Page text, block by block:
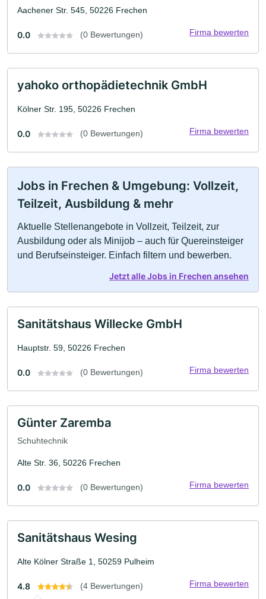
Aachener Str. 545, 50226 Frechen
0.0 (0 Bewertungen) Firma bewerten
yahoko orthopädietechnik GmbH
Kölner Str. 195, 50226 Frechen
0.0 (0 Bewertungen) Firma bewerten
Jobs in Frechen & Umgebung: Vollzeit,
Teilzeit, Ausbildung & mehr
Aktuelle Stellenangebote in Vollzeit, Teilzeit, zur
Ausbildung oder als Minijob – auch für Quereinsteiger
und Berufseinsteiger. Einfach filtern und bewerben.
Jetzt alle Jobs in Frechen ansehen
Sanitätshaus Willecke GmbH
Hauptstr. 59, 50226 Frechen
0.0 (0 Bewertungen) Firma bewerten
Günter Zaremba
Schuhtechnik
Alte Str. 36, 50226 Frechen
0.0 (0 Bewertungen) Firma bewerten
Sanitätshaus Wesing
Alte Kölner Straße 1, 50259 Pulheim
4.8 (4 Bewertungen) Firma bewerten